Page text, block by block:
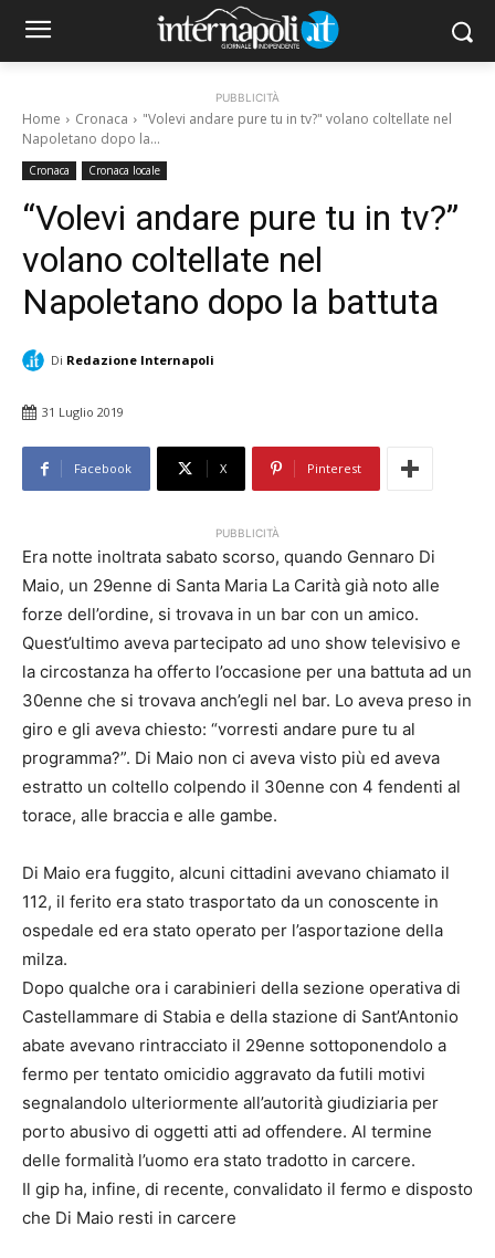
PUBBLICITÀ
Home Cronaca
"Volevi andare pure tu in tv?" volano coltellate nel
Napoletano dopo la...
Cronaca Cronaca locale
“Volevi andare pure tu in tv?”
volano coltellate nel
Napoletano dopo la battuta
Di Redazione Internapoli
31 Luglio 2019
Facebook X Pinterest
PUBBLICITÀ
Era notte inoltrata sabato scorso, quando Gennaro Di
Maio, un 29enne di Santa Maria La Carità già noto alle
forze dell’ordine, si trovava in un bar con un amico.
Quest’ultimo aveva partecipato ad uno show televisivo e
la circostanza ha offerto l’occasione per una battuta ad un
30enne che si trovava anch’egli nel bar. Lo aveva preso in
giro e gli aveva chiesto: “vorresti andare pure tu al
programma?”. Di Maio non ci aveva visto più ed aveva
estratto un coltello colpendo il 30enne con 4 fendenti al
torace, alle braccia e alle gambe.
Di Maio era fuggito, alcuni cittadini avevano chiamato il
112, il ferito era stato trasportato da un conoscente in
ospedale ed era stato operato per l’asportazione della
milza.
Dopo qualche ora i carabinieri della sezione operativa di
Castellammare di Stabia e della stazione di Sant’Antonio
abate avevano rintracciato il 29enne sottoponendolo a
fermo per tentato omicidio aggravato da futili motivi
segnalandolo ulteriormente all’autorità giudiziaria per
porto abusivo di oggetti atti ad offendere. Al termine
delle formalità l’uomo era stato tradotto in carcere.
Il gip ha, infine, di recente, convalidato il fermo e disposto
che Di Maio resti in carcere